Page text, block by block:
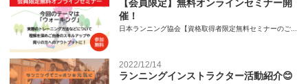
【会員限定】無料オンラインセミナー開
催！
日本ランニング協会【資格取得者限定無料セミナーのご...
2022/12/14
ランニングインストラクター活動紹介😊